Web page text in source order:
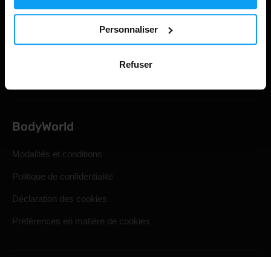
Personnaliser
Refuser
Droit de retrait statutaire
Questions qu'on se pose souvent
BodyWorld
Modalités et conditions
Politique de confidentialité
Déclaration des cookies
Préférences en matière de cookies